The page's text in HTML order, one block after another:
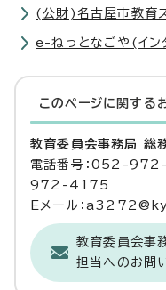
(公財)名古屋市教育
e-ねっとなごや(イン
このページに関する
教育委員会事務局 総
電話番号：052-
972-4175
Eメール：
教育委員会事
担当へのお問